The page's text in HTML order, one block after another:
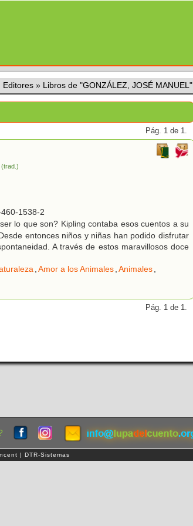
Editores » Libros de "GONZÁLEZ, JOSÉ MANUEL"
Pág. 1 de 1.
(trad.)
1538-2
lo que son? Kipling contaba esos cuentos a su
entonces niños y niñas han podido disfrutar
A través de estos maravillosos doce
,Amor a los Animales,Animales,
Pág. 1 de 1.
| DTR-Sistemas